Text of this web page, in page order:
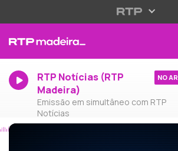
RTP Notícias (RTP
Madeira)
Emissão em simultâneo com RTP
Notícias
NO AR